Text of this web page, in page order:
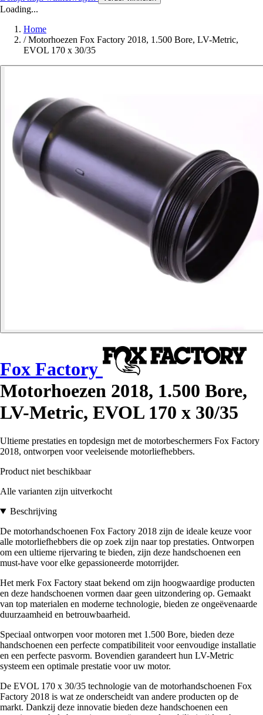
Loading...
Home
/ Motorhoezen Fox Factory 2018, 1.500 Bore, LV-Metric,
EVOL 170 x 30/35
Fox Factory
Motorhoezen 2018, 1.500 Bore,
LV-Metric, EVOL 170 x 30/35
Ultieme prestaties en topdesign met de motorbeschermers Fox Factory
2018, ontworpen voor veeleisende motorliefhebbers.
Product niet beschikbaar
Alle varianten zijn uitverkocht
Beschrijving
De motorhandschoenen Fox Factory 2018 zijn de ideale keuze voor
alle motorliefhebbers die op zoek zijn naar top prestaties. Ontworpen
om een ultieme rijervaring te bieden, zijn deze handschoenen een
must-have voor elke gepassioneerde motorrijder.
Het merk Fox Factory staat bekend om zijn hoogwaardige producten
en deze handschoenen vormen daar geen uitzondering op. Gemaakt
van top materialen en moderne technologie, bieden ze ongeëvenaarde
duurzaamheid en betrouwbaarheid.
Speciaal ontworpen voor motoren met 1.500 Bore, bieden deze
handschoenen een perfecte compatibiliteit voor eenvoudige installatie
en een perfecte pasvorm. Bovendien garandeert hun LV-Metric
systeem een optimale prestatie voor uw motor.
De EVOL 170 x 30/35 technologie van de motorhandschoenen Fox
Factory 2018 is wat ze onderscheidt van andere producten op de
markt. Dankzij deze innovatie bieden deze handschoenen een